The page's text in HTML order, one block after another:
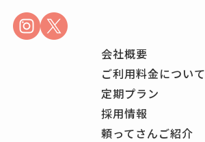
会社概要
ご利用料金について
定期プラン
採用情報
頼ってさんご紹介